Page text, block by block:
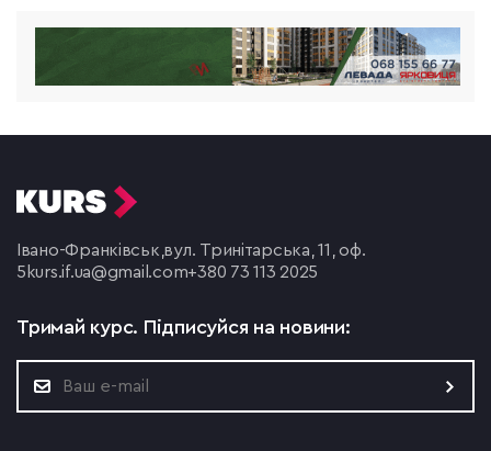
Івано-Франківськ,вул. Тринітарська, 11, оф.
5 kurs.if.ua@gmail.com+380 73 113 2025
Тримай курс. Підписуйся на новини: